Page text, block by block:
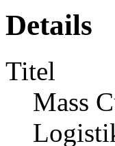
Details
Titel
Mass